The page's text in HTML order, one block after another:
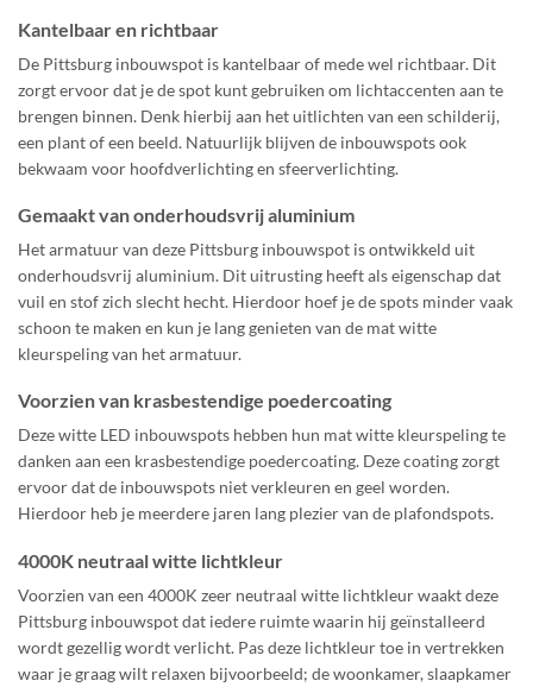
Kantelbaar en richtbaar
De Pittsburg inbouwspot is kantelbaar of mede wel richtbaar. Dit
zorgt ervoor dat je de spot kunt gebruiken om lichtaccenten aan te
brengen binnen. Denk hierbij aan het uitlichten van een schilderij,
een plant of een beeld. Natuurlijk blijven de inbouwspots ook
bekwaam voor hoofdverlichting en sfeerverlichting.
Gemaakt van onderhoudsvrij aluminium
Het armatuur van deze Pittsburg inbouwspot is ontwikkeld uit
onderhoudsvrij aluminium. Dit uitrusting heeft als eigenschap dat
vuil en stof zich slecht hecht. Hierdoor hoef je de spots minder vaak
schoon te maken en kun je lang genieten van de mat witte
kleurspeling van het armatuur.
Voorzien van krasbestendige poedercoating
Deze witte LED inbouwspots hebben hun mat witte kleurspeling te
danken aan een krasbestendige poedercoating. Deze coating zorgt
ervoor dat de inbouwspots niet verkleuren en geel worden.
Hierdoor heb je meerdere jaren lang plezier van de plafondspots.
4000K neutraal witte lichtkleur
Voorzien van een 4000K zeer neutraal witte lichtkleur waakt deze
Pittsburg inbouwspot dat iedere ruimte waarin hij geïnstalleerd
wordt gezellig wordt verlicht. Pas deze lichtkleur toe in vertrekken
waar je graag wilt relaxen bijvoorbeeld; de woonkamer, slaapkamer